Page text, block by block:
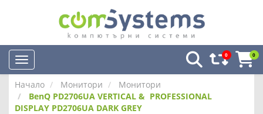
0 0
Начало Монитори
Монитори
BenQ PD2706UA VERTICAL & PROFESSIONAL
DISPLAY PD2706UA DARK GREY